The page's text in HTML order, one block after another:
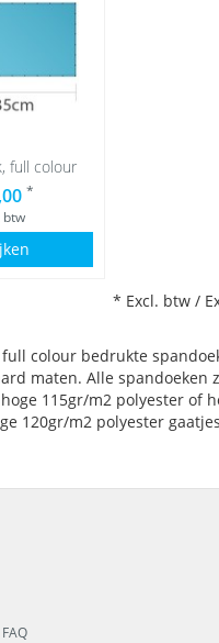
full colour
*
btw
* Excl. btw /
full colour bedrukte
maten. Alle spandoeken
115gr/m2 polyester of
120gr/m2 polyester